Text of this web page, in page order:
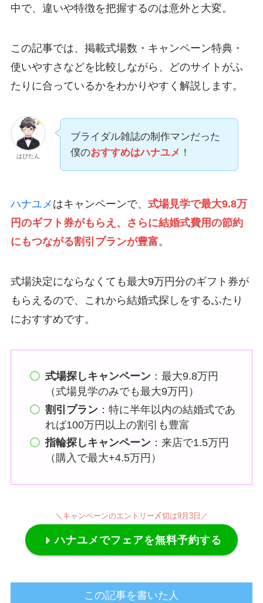
中で、違いや特徴を把握するのは意外と大変。
この記事では、掲載式場数・キャンペーン特典・
使いやすさなどを比較しながら、どのサイトがふ
たりに合っているかをわかりやすく解説します。
はぴたん
ブライダル雑誌の制作マンだった
僕のおすすめはハナユメ ！
ハナユメ はキャンペーンで、 式場見学で最大9.8万
円のギフト券がもらえ、さらに結婚式費用の節約
にもつながる割引プランが豊富。
式場決定にならなくても最大9万円分のギフト券が
もらえるので、これから結婚式探しをするふたり
におすすめです。
式場探しキャンペーン ：最大9.8万円
（式場見学のみでも最大9万円）
割引プラン ：特に半年以内の結婚式であ
れば100万円以上の割引も豊富
指輪探しキャンペーン ：来店で1.5万円
（購入で最大+4.5万円）
＼キャンペーンのエントリー〆切は9月3日／
ハナユメでフェアを無料予約する
この記事を書いた人